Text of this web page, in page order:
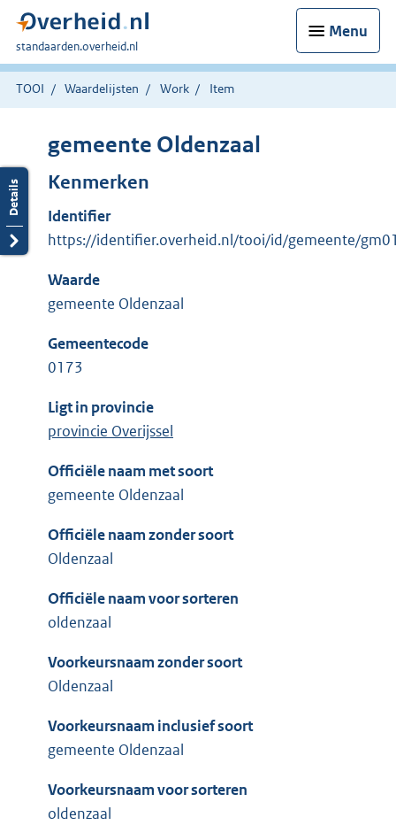
Menu
U
bent
hier:
standaarden.overheid.nl
TOOI Waardelijsten Work Item
gemeente Oldenzaal
Kenmerken
Identifier
https://identifier.overheid.nl/tooi/id/gemeente/
Waarde
gemeente Oldenzaal
Gemeentecode
0173
Ligt in provincie
provincie Overijssel
Officiële naam met soort
gemeente Oldenzaal
Officiële naam zonder soort
Oldenzaal
Officiële naam voor sorteren
oldenzaal
Voorkeursnaam zonder soort
Oldenzaal
Voorkeursnaam inclusief soort
gemeente Oldenzaal
Voorkeursnaam voor sorteren
oldenzaal